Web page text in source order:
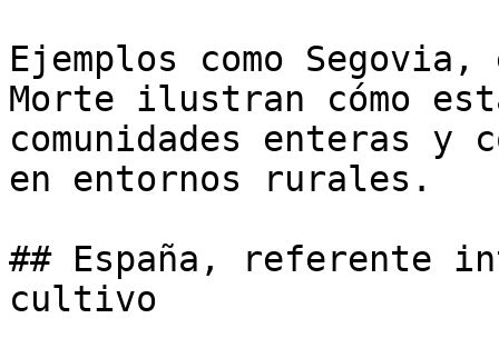
Ejemplos como
Morte ilustran cómo
comunidades enteras
en entornos rurales.
## España, referente
cultivo